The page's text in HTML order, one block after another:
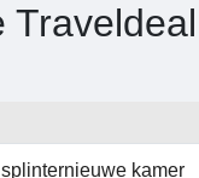
kamer